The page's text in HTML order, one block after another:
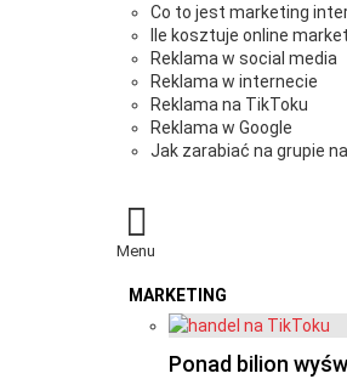
Co to jest marketing
Ile kosztuje online
Reklama w social media
Reklama w internecie
Reklama na TikToku
Reklama w Google
Jak zarabiać na grupie
Menu
MARKETING
OSTATNIE
Ponad bilion